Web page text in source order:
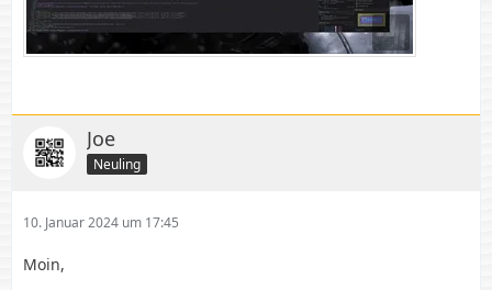
Joe
Neuling
10. Januar 2024 um 17:45
Moin,